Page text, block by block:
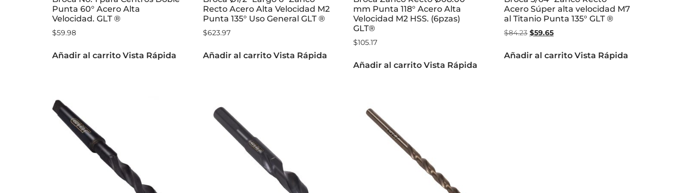
Punta 60° Acero Alta
Velocidad. GLT ®
$59.98
Añadir al carrito Vista Rápida
Recto Acero Alta Velocidad M2
Punta 135° Uso General GLT ®
$623.97
Añadir al carrito Vista Rápida
mm Punta 118° Acero Alta
Velocidad M2 HSS. (6pzas)
GLT®
$105.17
Añadir al carrito Vista Rápida
Acero Súper alta velocidad M7
al Titanio Punta 135° GLT ®
$84.23 $59.65
Añadir al carrito Vista Rápida